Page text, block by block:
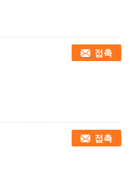
접촉
접촉